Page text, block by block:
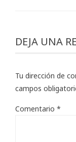
DEJA UNA
Tu dirección de
campos
Comentario *